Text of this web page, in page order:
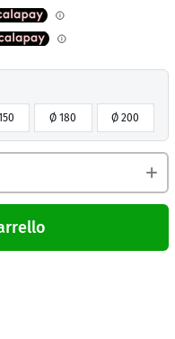
Ø 180 Ø 200